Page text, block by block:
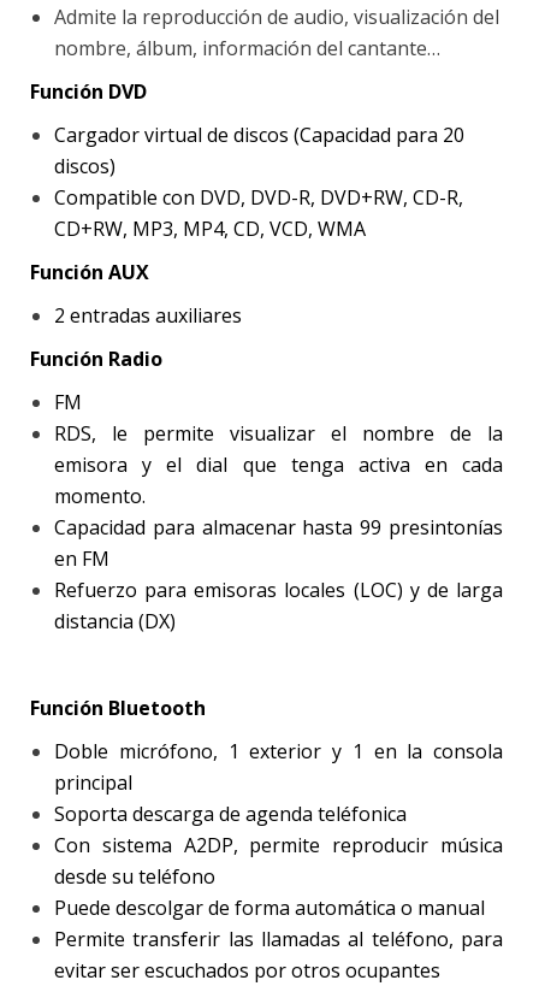
Admite la reproducción de audio, visualización del
nombre, álbum, información del cantante…
Función DVD
Cargador virtual de discos (Capacidad para 20
discos)
Compatible con DVD, DVD-R, DVD+RW, CD-R,
CD+RW, MP3, MP4, CD, VCD, WMA
Función AUX
2 entradas auxiliares
Función Radio
FM
RDS, le permite visualizar el nombre de la
emisora y el dial que tenga activa en cada
momento.
Capacidad para almacenar hasta 99 presintonías
en FM
Refuerzo para emisoras locales (LOC) y de larga
distancia (DX)
Función Bluetooth
Doble micrófono, 1 exterior y 1 en la consola
principal
Soporta descarga de agenda teléfonica
Con sistema A2DP, permite reproducir música
desde su teléfono
Puede descolgar de forma automática o manual
Permite transferir las llamadas al teléfono, para
evitar ser escuchados por otros ocupantes